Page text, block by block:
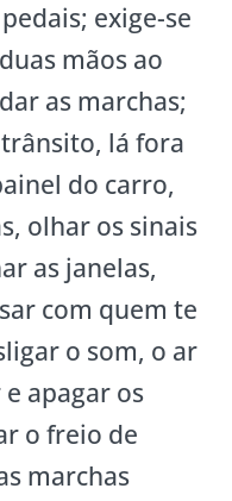
exige-se
mãos ao
as marchas;
lá fora
do carro,
olhar os sinais
as janelas,
com quem te
o som, o ar
apagar os
o freio de
marchas